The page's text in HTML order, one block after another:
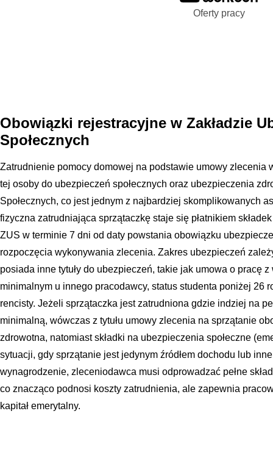
Oferty pracy
Obowiązki rejestracyjne w Zakładzie
Społecznych
Zatrudnienie pomocy domowej na podstawie umowy zlecenia
tej osoby do ubezpieczeń społecznych oraz ubezpieczenia
Społecznych, co jest jednym z najbardziej skomplikowanych
fizyczna zatrudniająca sprzątaczkę staje się płatnikiem
ZUS w terminie 7 dni od daty powstania obowiązku
rozpoczęcia wykonywania zlecenia. Zakres ubezpieczeń
posiada inne tytuły do ubezpieczeń, takie jak umowa o pracę
minimalnym u innego pracodawcy, status studenta poniżej 26
rencisty. Jeżeli sprzątaczka jest zatrudniona gdzie indziej na
minimalną, wówczas z tytułu umowy zlecenia na sprzątanie
zdrowotna, natomiast składki na ubezpieczenia społeczne
sytuacji, gdy sprzątanie jest jedynym źródłem dochodu lub
wynagrodzenie, zleceniodawca musi odprowadzać pełne
co znacząco podnosi koszty zatrudnienia, ale zapewnia
kapitał emerytalny.